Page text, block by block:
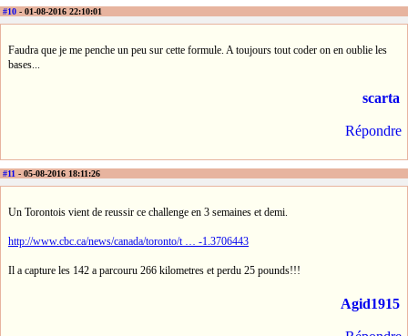
#10 - 01-08-2016 22:10:01
Faudra que je me penche un peu sur cette formule. A toujours tout coder on en oublie les
bases...
scarta
Répondre
#11 - 05-08-2016 18:11:26
Un Torontois vient de reussir ce challenge en 3 semaines et demi.
http://www.cbc.ca/news/canada/toronto/t … -1.3706443
Il a capture les 142 a parcouru 266 kilometres et perdu 25 pounds!!!
Agid1915